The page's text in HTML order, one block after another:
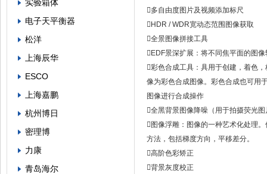
实验箱体
电子天平衡器
松洋
上海辰华
ESCO
上海嘉鹏
杭州博日
密理博
力康
青岛海尔
多自由度图片及视频添加标尺
 HDR / WDR宽动态范围图像获取
全景图像拼接工具
 EDF景深扩展：将不同焦平面的图
彩色合成工具：具用于创建，着色
像为彩色合成图像。彩色合成也可用
图像进行合成操作
全黑背景图像降噪（用于拍摄荧光图
 图像浮雕：图像的一种艺术化处理
方法，包括梯度方向，平移差分。
高阶色彩矫正
背景灰度校正